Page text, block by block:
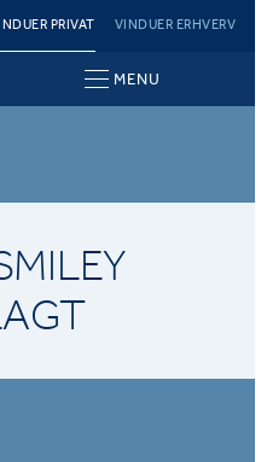
PRIVAT VINDUER ERHVERV
MENU